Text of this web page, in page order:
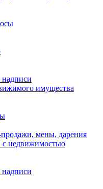
имущества
мены, дарения
недвижимостью